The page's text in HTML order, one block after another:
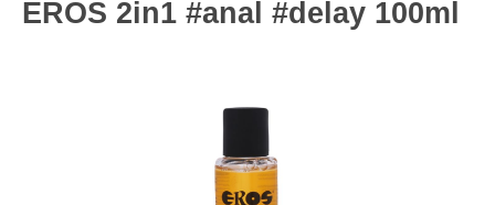
EROS 2in1 #anal #delay 100ml